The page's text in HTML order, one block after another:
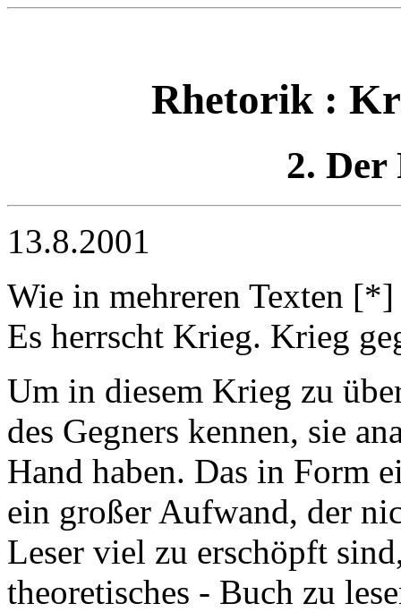
Rhetorik :
2.
13.8.2001
Wie in mehreren Texten
Es herrscht Krieg. Krieg
Um in diesem Krieg zu
des Gegners kennen, sie
Hand haben. Das in Form
ein großer Aufwand, der
Leser viel zu erschöpft
theoretisches - Buch zu